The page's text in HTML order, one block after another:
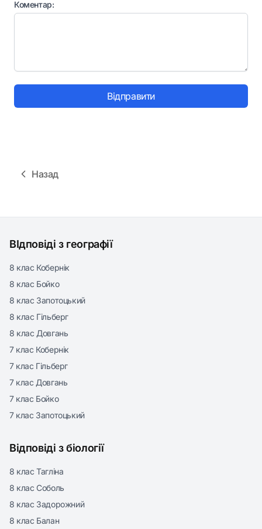
Коментар:
Відправити
Назад
ВІдповіді з географії
8 клас Кобернік
8 клас Бойко
8 клас Запотоцький
8 клас Гільберг
8 клас Довгань
7 клас Кобернік
7 клас Гільберг
7 клас Довгань
7 клас Бойко
7 клас Запотоцький
Відповіді з біології
8 клас Тагліна
8 клас Соболь
8 клас Задорожний
8 клас Балан